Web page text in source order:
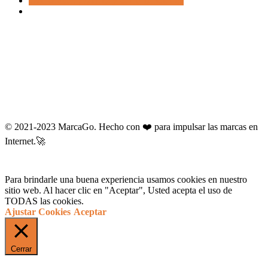
© 2021-2023 MarcaGo. Hecho con ❤️ para impulsar las marcas en
Internet.🚀
Para brindarle una buena experiencia usamos cookies en nuestro
sitio web. Al hacer clic en "Aceptar", Usted acepta el uso de
TODAS las cookies.
Ajustar Cookies Aceptar
Cerrar